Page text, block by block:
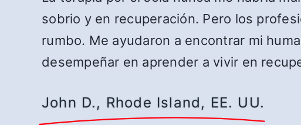
sobrio y en recuperación. Pero los
rumbo. Me ayudaron a encontrar mi
desempeñar en aprender a vivir en
John D., Rhode Island, EE. UU.